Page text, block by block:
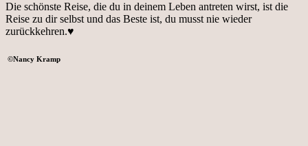
Zeit
des
Abschieds
Die schönste Reise, die du in deinem Leben antreten wirst, ist die
Reise zu dir selbst und das Beste ist, du musst nie wieder
zurückkehren.♥
©Nancy Kramp